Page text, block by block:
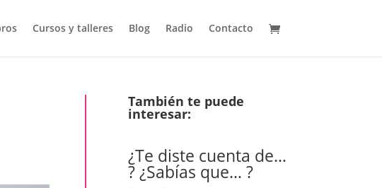
Cursos y talleres Blog Radio Contacto
También te puede
interesar:
¿Te diste cuenta de…
? ¿Sabías que… ?